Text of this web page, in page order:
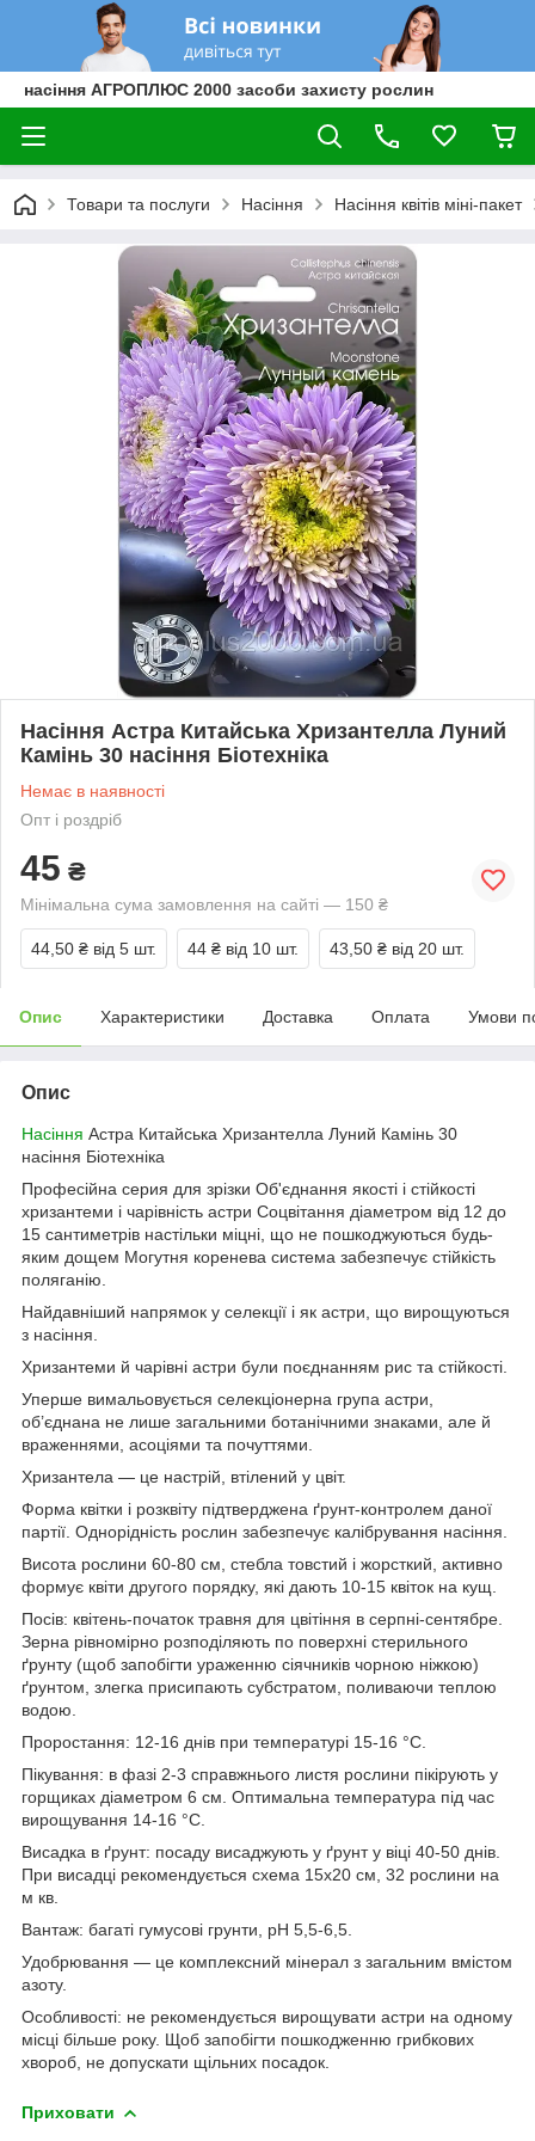
насіння АГРОПЛЮС 2000 засоби захисту рослин
Товари та послуги Насіння Насіння квітів міні-пакет
Насіння Астра Китайська Хризантелла Луний
Камінь 30 насіння Біотехніка
Немає в наявності
Опт і роздріб
45 ₴
Мінімальна сума замовлення на сайті — 150 ₴
44,50 ₴ від 5 шт. 44 ₴ від 10 шт. 43,50 ₴ від 20 шт.
Опис Характеристики Доставка Оплата Умови
Опис
Насіння Астра Китайська Хризантелла Луний Камінь 30
насіння Біотехніка
Професійна серия для зрізки Об'єднання якості і стійкості
хризантеми і чарівність астри Соцвітання діаметром від 12 до
15 сантиметрів настільки міцні, що не пошкоджуються будь-
яким дощем Могутня коренева система забезпечує стійкість
поляганію.
Найдавніший напрямок у селекції і як астри, що вирощуються
з насіння.
Хризантеми й чарівні астри були поєднанням рис та стійкості.
Уперше вимальовується селекціонерна група астри,
об’єднана не лише загальними ботанічними знаками, але й
враженнями, асоціями та почуттями.
Хризантела — це настрій, втілений у цвіт.
Форма квітки і розквіту підтверджена ґрунт-контролем даної
партії. Однорідність рослин забезпечує калібрування насіння.
Висота рослини 60-80 см, стебла товстий і жорсткий, активно
формує квіти другого порядку, які дають 10-15 квіток на кущ.
Посів: квітень-початок травня для цвітіння в серпні-сентябре.
Зерна рівномірно розподіляють по поверхні стерильного
ґрунту (щоб запобігти ураженню сіячників чорною ніжкою)
ґрунтом, злегка присипають субстратом, поливаючи теплою
водою.
Проростання: 12-16 днів при температурі 15-16 °С.
Пікування: в фазі 2-3 справжнього листя рослини пікірують у
горщиках діаметром 6 см. Оптимальна температура під час
вирощування 14-16 °С.
Висадка в ґрунт: посаду висаджують у ґрунт у віці 40-50 днів.
При висадці рекомендується схема 15x20 см, 32 рослини на
м кв.
Вантаж: багаті гумусові грунти, рН 5,5-6,5.
Удобрювання — це комплексний мінерал з загальним вмістом
азоту.
Особливості: не рекомендується вирощувати астри на одному
місці більше року. Щоб запобігти пошкодженню грибкових
хвороб, не допускати щільних посадок.
Приховати